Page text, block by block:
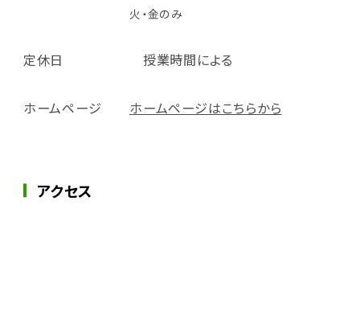
火・金のみ
定休日 授業時間による
ホームページ ホームページはこちらから
アクセス